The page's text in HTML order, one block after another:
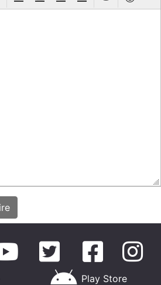
Play Store